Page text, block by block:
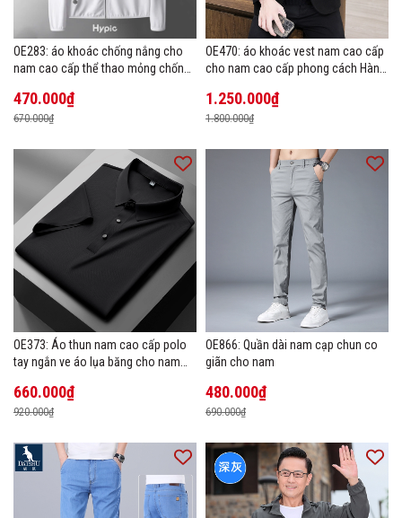
OE283: áo khoác chống nắng cho
nam cao cấp thể thao mỏng chống
470.000₫
670.000₫
OE470: áo khoác vest nam cao cấp
cho nam cao cấp phong cách Hàn
1.250.000₫
1.800.000₫
OE373: Áo thun nam cao cấp polo
tay ngắn ve áo lụa băng cho nam
660.000₫
920.000₫
OE866: Quần dài nam cạp chun co
giãn cho nam
480.000₫
690.000₫